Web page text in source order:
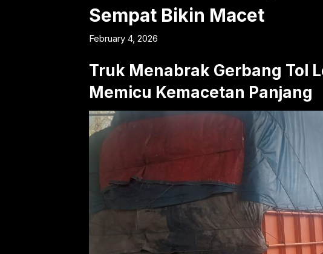
Sempat Bikin Macet
February 4, 2026
Truk Menabrak Gerbang Tol
Memicu Kemacetan Panjang